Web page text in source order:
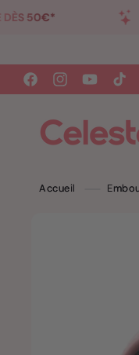
passer
FacebookInstagramYouTube
CONÇU EN
Accueil